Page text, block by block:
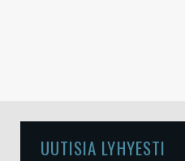
UUTISIA LYHYESTI